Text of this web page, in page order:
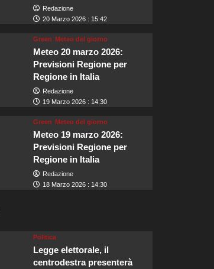
Redazione
20 Marzo 2026 : 15:42
Green Meteo del giorno
Meteo 20 marzo 2026:
Previsioni Regione per
Regione in Italia
Redazione
19 Marzo 2026 : 14:30
Green Meteo del giorno
Meteo 19 marzo 2026:
Previsioni Regione per
Regione in Italia
Redazione
18 Marzo 2026 : 14:30
Politica
Legge elettorale, il
centrodestra presenterà